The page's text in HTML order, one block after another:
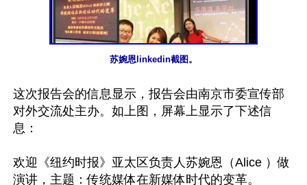
苏婉恩linkedin截图。
这次报告会的信息显示，报告会由南京市委宣传部
对外交流处主办。如上图，屏幕上显示了下述信
息：
欢迎《纽约时报》亚太区负责人苏婉恩（Alice ）做
演讲，主题：传统媒体在新媒体时代的变革。